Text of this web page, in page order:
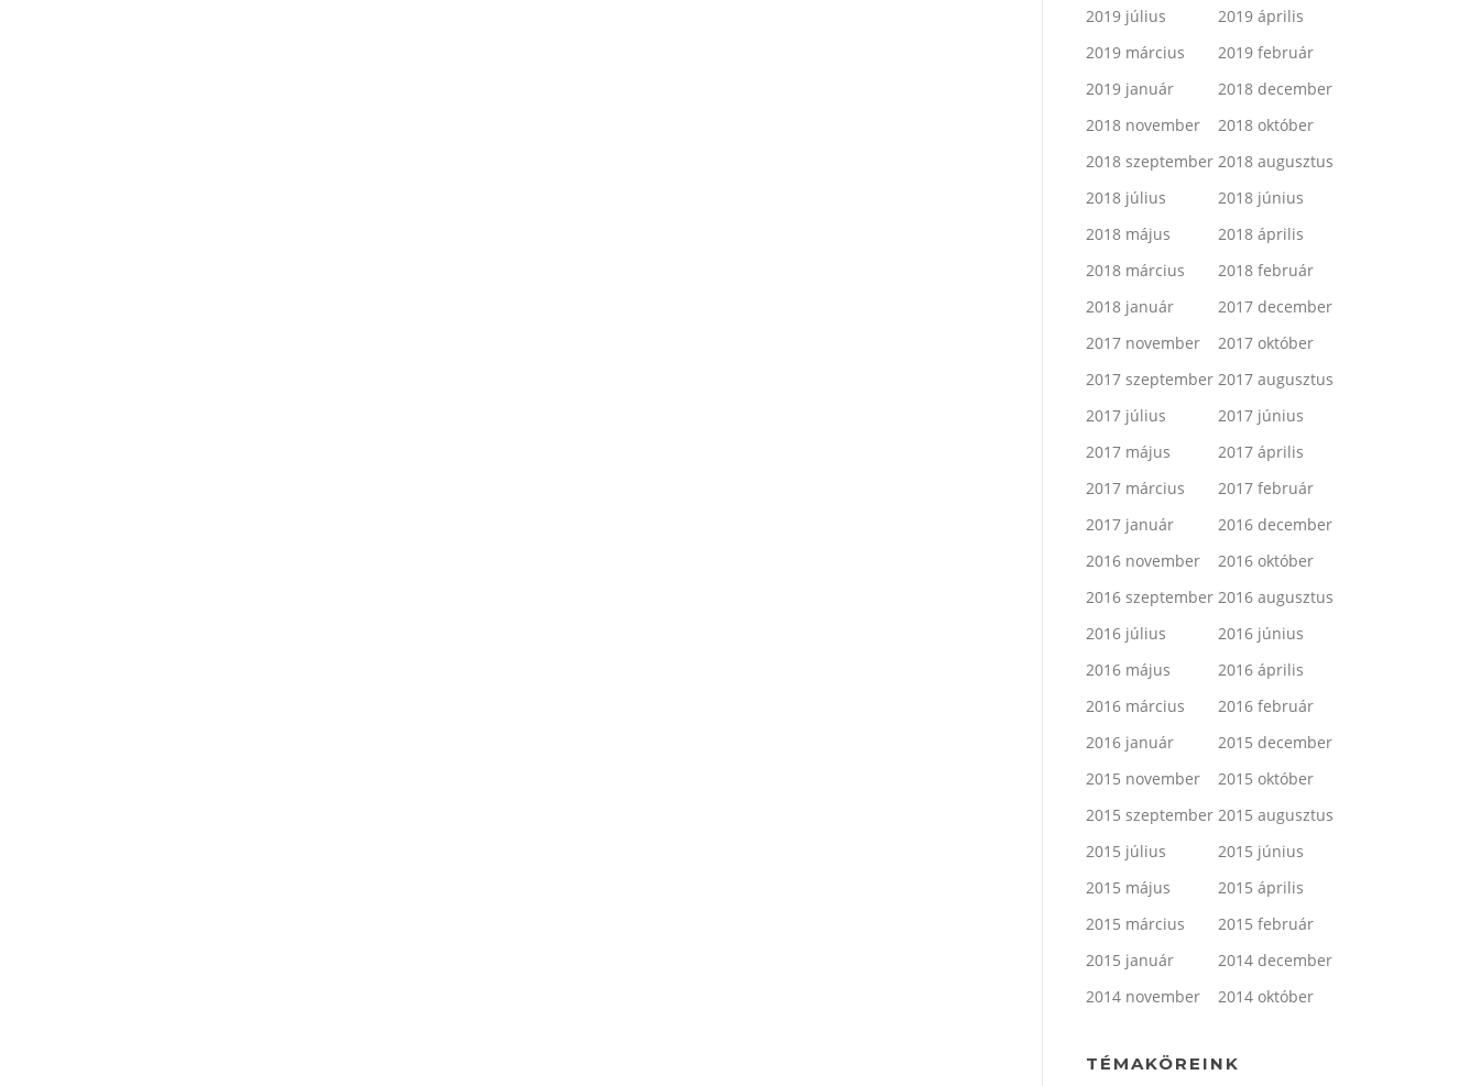
2019 július
2019 április
2019 március
2019 február
2019 január
2018 december
2018 november
2018 október
2018 szeptember 2018 augusztus
2018 július
2018 június
2018 május
2018 április
2018 március
2018 február
2018 január
2017 december
2017 november
2017 október
2017 szeptember 2017 augusztus
2017 július
2017 június
2017 május
2017 április
2017 március
2017 február
2017 január
2016 december
2016 november
2016 október
2016 szeptember 2016 augusztus
2016 július
2016 június
2016 május
2016 április
2016 március
2016 február
2016 január
2015 december
2015 november
2015 október
2015 szeptember 2015 augusztus
2015 július
2015 június
2015 május
2015 április
2015 március
2015 február
2015 január
2014 december
2014 november
2014 október
TÉMAKÖREINK